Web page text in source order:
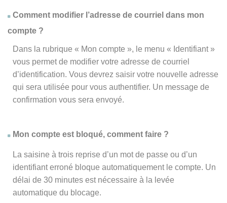
Comment modifier l’adresse de courriel dans mon
compte ?
Dans la rubrique « Mon compte », le menu « Identifiant »
vous permet de modifier votre adresse de courriel
d’identification. Vous devrez saisir votre nouvelle adresse
qui sera utilisée pour vous authentifier. Un message de
confirmation vous sera envoyé.
Mon compte est bloqué, comment faire ?
La saisine à trois reprise d’un mot de passe ou d’un
identifiant erroné bloque automatiquement le compte. Un
délai de 30 minutes est nécessaire à la levée
automatique du blocage.